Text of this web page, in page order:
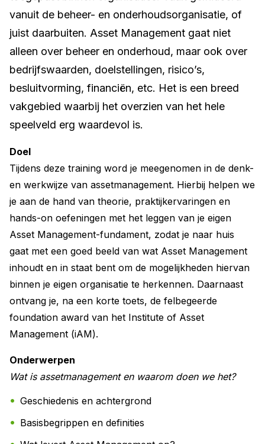
vanuit de beheer- en onderhoudsorganisatie, of
juist daarbuiten. Asset Management gaat niet
alleen over beheer en onderhoud, maar ook over
bedrijfswaarden, doelstellingen, risico’s,
besluitvorming, financiën, etc. Het is een breed
vakgebied waarbij het overzien van het hele
speelveld erg waardevol is.
Doel
Tijdens deze training word je meegenomen in de denk-
en werkwijze van assetmanagement. Hierbij helpen we
je aan de hand van theorie, praktijkervaringen en
hands-on oefeningen met het leggen van je eigen
Asset Management-fundament, zodat je naar huis
gaat met een goed beeld van wat Asset Management
inhoudt en in staat bent om de mogelijkheden hiervan
binnen je eigen organisatie te herkennen. Daarnaast
ontvang je, na een korte toets, de felbegeerde
foundation award van het Institute of Asset
Management (iAM).
Onderwerpen
Wat is assetmanagement en waarom doen we het?
Geschiedenis en achtergrond
Basisbegrippen en definities